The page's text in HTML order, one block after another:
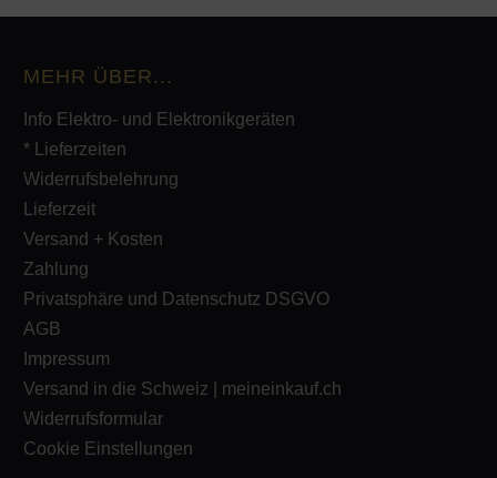
MEHR ÜBER...
Info Elektro- und Elektronikgeräten
* Lieferzeiten
Widerrufsbelehrung
Lieferzeit
Versand + Kosten
Zahlung
Privatsphäre und Datenschutz DSGVO
AGB
Impressum
Versand in die Schweiz | meineinkauf.ch
Widerrufsformular
Cookie Einstellungen